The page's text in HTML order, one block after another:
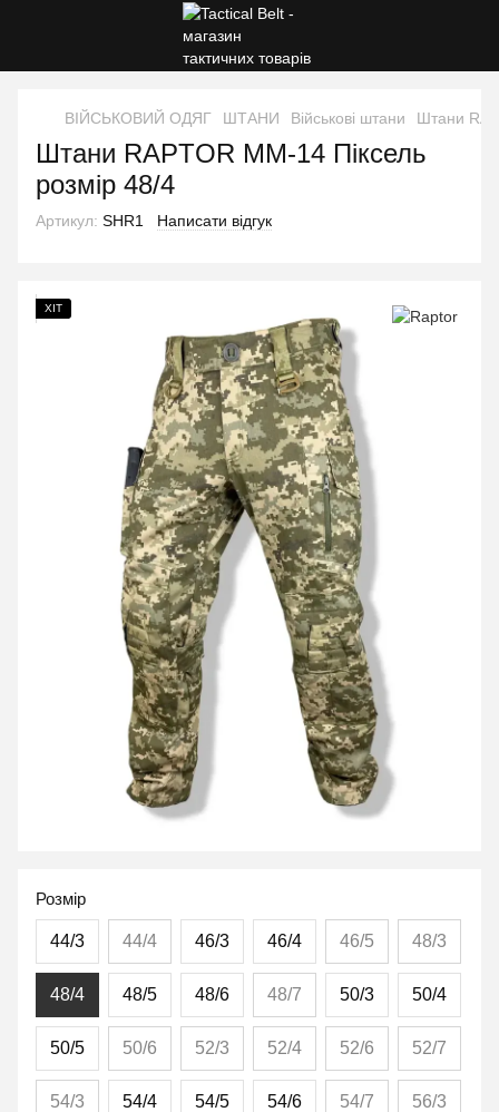
ВІЙСЬКОВИЙ ОДЯГ ШТАНИ Військові штани Штани
Штани RAPTOR ММ-14 Піксель
розмір 48/4
Артикул: SHR1 Написати відгук
ХІТ
Розмір
44/3 44/4 46/3 46/4 46/5 48/3
48/4 48/5 48/6 48/7 50/3 50/4
50/5 50/6 52/3 52/4 52/6 52/7
54/3 54/4 54/5 54/6 54/7 56/3